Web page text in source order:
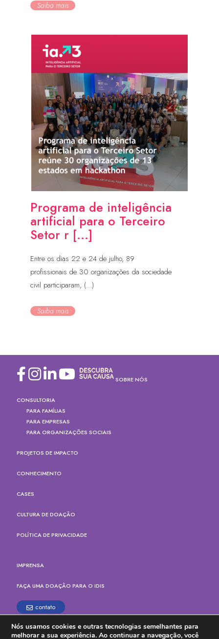
Saiba mais
Programa de inteligência
artificial para o Terceiro
Setor r [...]
Entre os dias 22 e 24 de julho, 89
profissionais de 30 organizações da sociedade
civil participaram, (...)
Saiba mais
SOBRE NÓS
CONSULTORIA
PARA FAMÍLIAS
PARA EMPRESAS
PARA ORGANIZAÇÕES SOCIAIS
PROJETOS DE IMPACTO
CONHECIMENTO
CASES
CULTURA DE DOAÇÃO
POLÍTICA DE PRIVACIDADE
IMPRENSA
FAÇA UMA DOAÇÃO PARA O IDIS
contato
Rua Paes Leme, 524, cj.165
Nós usamos cookies e outras tecnologias semelhantes para
melhorar a sua experiência. Ao continuar a navegação, você